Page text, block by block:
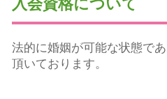
入会資格について
法的に婚姻が可能な状態で
頂いております。